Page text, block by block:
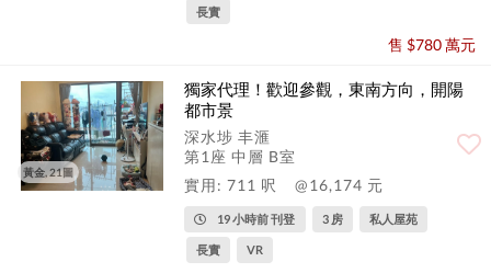
長實
售 $780 萬元
黃金, 21圖
獨家代理！歡迎參觀，東南方向，開陽
都市景
深水埗 丰滙
第1座 中層 B室
實用: 711 呎
@16,174 元
19 小時前 刊登 3 房 私人屋苑
長實 VR